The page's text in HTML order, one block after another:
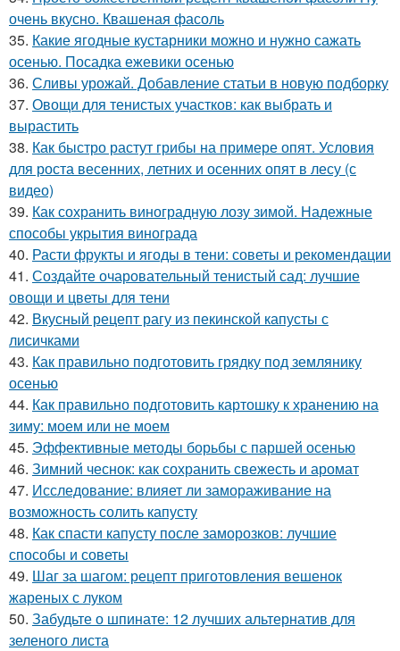
очень вкусно. Квашеная фасоль
35. Какие ягодные кустарники можно и нужно сажать
осенью. Посадка ежевики осенью
36. Сливы урожай. Добавление статьи в новую подборку
37. Овощи для тенистых участков: как выбрать и
вырастить
38. Как быстро растут грибы на примере опят. Условия
для роста весенних, летних и осенних опят в лесу (с
видео)
39. Как сохранить виноградную лозу зимой. Надежные
способы укрытия винограда
40. Расти фрукты и ягоды в тени: советы и рекомендации
41. Создайте очаровательный тенистый сад: лучшие
овощи и цветы для тени
42. Вкусный рецепт рагу из пекинской капусты с
лисичками
43. Как правильно подготовить грядку под землянику
осенью
44. Как правильно подготовить картошку к хранению на
зиму: моем или не моем
45. Эффективные методы борьбы с паршей осенью
46. Зимний чеснок: как сохранить свежесть и аромат
47. Исследование: влияет ли замораживание на
возможность солить капусту
48. Как спасти капусту после заморозков: лучшие
способы и советы
49. Шаг за шагом: рецепт приготовления вешенок
жареных с луком
50. Забудьте о шпинате: 12 лучших альтернатив для
зеленого листа